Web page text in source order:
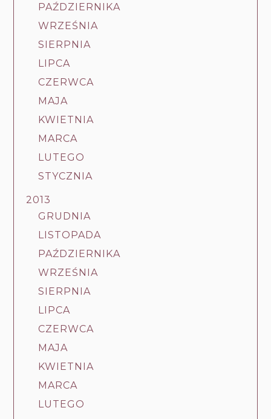
PAŹDZIERNIKA
WRZEŚNIA
SIERPNIA
LIPCA
CZERWCA
MAJA
KWIETNIA
MARCA
LUTEGO
STYCZNIA
2013
GRUDNIA
LISTOPADA
PAŹDZIERNIKA
WRZEŚNIA
SIERPNIA
LIPCA
CZERWCA
MAJA
KWIETNIA
MARCA
LUTEGO